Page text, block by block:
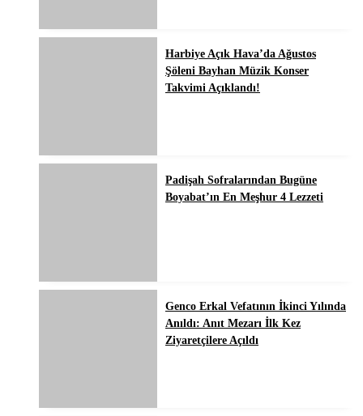
Harbiye Açık Hava’da Ağustos
Şöleni Bayhan Müzik Konser
Takvimi Açıklandı!
Padişah Sofralarından Bugüne
Boyabat’ın En Meşhur 4 Lezzeti
Genco Erkal Vefatının İkinci Yılında
Anıldı: Anıt Mezarı İlk Kez
Ziyaretçilere Açıldı